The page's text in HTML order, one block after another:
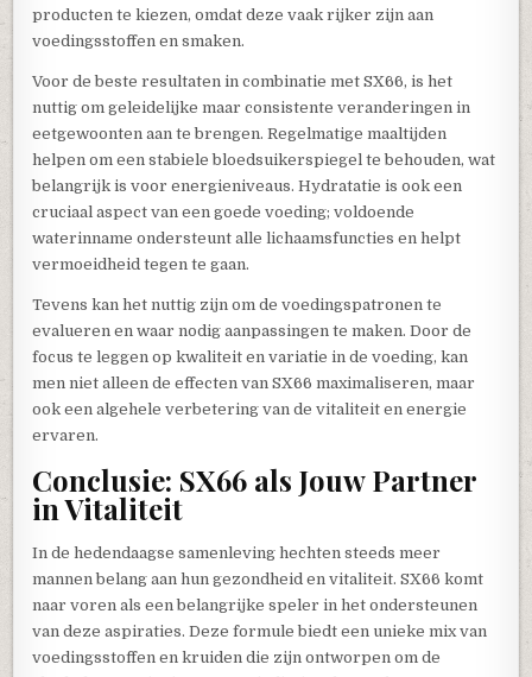
producten te kiezen, omdat deze vaak rijker zijn aan
voedingsstoffen en smaken.
Voor de beste resultaten in combinatie met SX66, is het
nuttig om geleidelijke maar consistente veranderingen in
eetgewoonten aan te brengen. Regelmatige maaltijden
helpen om een stabiele bloedsuikerspiegel te behouden, wat
belangrijk is voor energieniveaus. Hydratatie is ook een
cruciaal aspect van een goede voeding; voldoende
waterinname ondersteunt alle lichaamsfuncties en helpt
vermoeidheid tegen te gaan.
Tevens kan het nuttig zijn om de voedingspatronen te
evalueren en waar nodig aanpassingen te maken. Door de
focus te leggen op kwaliteit en variatie in de voeding, kan
men niet alleen de effecten van SX66 maximaliseren, maar
ook een algehele verbetering van de vitaliteit en energie
ervaren.
Conclusie: SX66 als Jouw Partner
in Vitaliteit
In de hedendaagse samenleving hechten steeds meer
mannen belang aan hun gezondheid en vitaliteit. SX66 komt
naar voren als een belangrijke speler in het ondersteunen
van deze aspiraties. Deze formule biedt een unieke mix van
voedingsstoffen en kruiden die zijn ontworpen om de